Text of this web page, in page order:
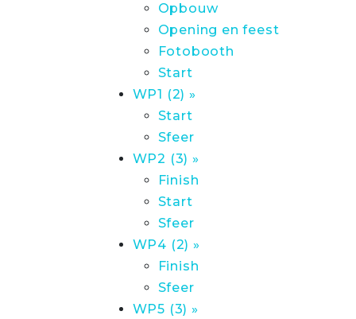
Opbouw
Opening en feest
Fotobooth
Start
WP1 (2) »
Start
Sfeer
WP2 (3) »
Finish
Start
Sfeer
WP4 (2) »
Finish
Sfeer
WP5 (3) »